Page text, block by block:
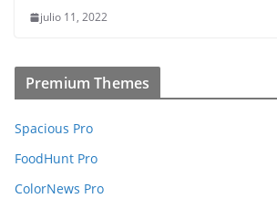
julio 11, 2022
Premium Themes
Spacious Pro
FoodHunt Pro
ColorNews Pro